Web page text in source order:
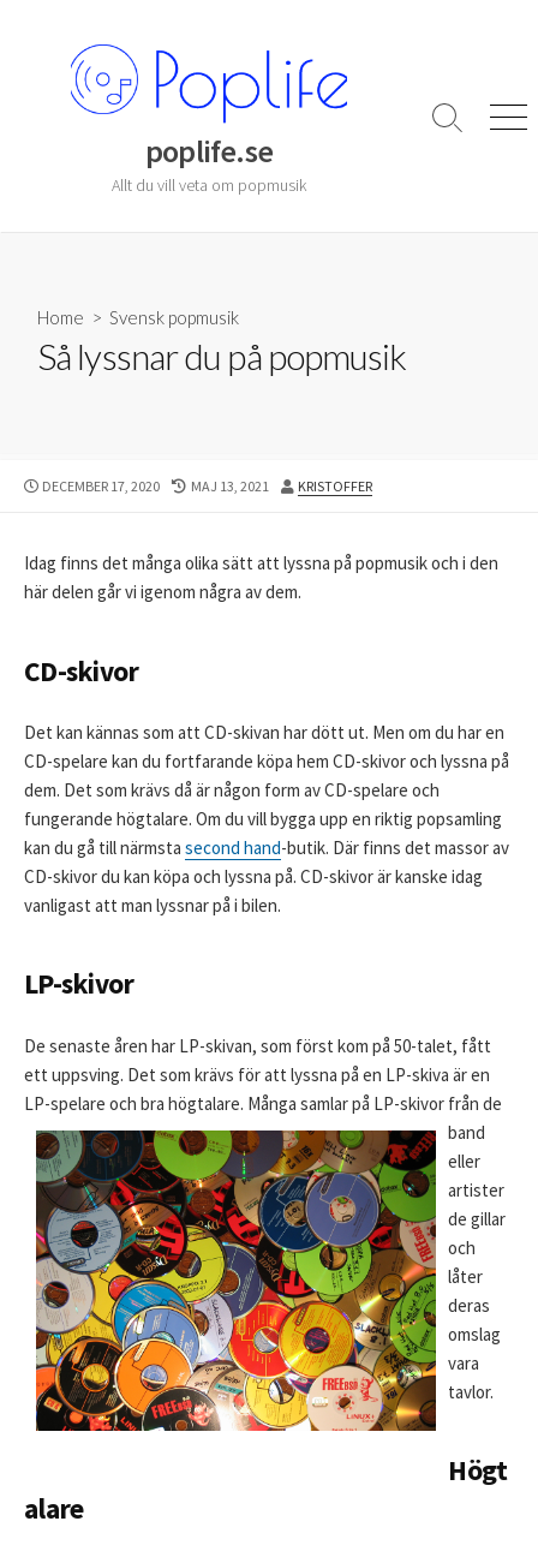
content
poplife.se
Allt du vill veta om popmusik
Search
Home > Svensk popmusik
Så lyssnar du på popmusik
PUBLISHED
DECEMBER 17, 2020
LAST
MAJ 13, 2021 AUTHOR
KRISTOFFER
Idag finns det många olika sätt att lyssna på popmusik och i den
här delen går vi igenom några av dem.
CD-skivor
Det kan kännas som att CD-skivan har dött ut. Men om du har en
CD-spelare kan du fortfarande köpa hem CD-skivor och lyssna på
dem. Det som krävs då är någon form av CD-spelare och
fungerande högtalare. Om du vill bygga upp en riktig popsamling
kan du gå till närmsta second hand-butik. Där finns det massor av
CD-skivor du kan köpa och lyssna på. CD-skivor är kanske idag
vanligast att man lyssnar på i bilen.
LP-skivor
De senaste åren har LP-skivan, som först kom på 50-talet, fått
ett uppsving. Det som krävs för att lyssna på en LP-skiva är en
LP-spelare och bra högtalare. Många samlar på LP-skivor från de
band
eller
artister
de gillar
och
låter
deras
omslag
vara
tavlor.
Högt
alare